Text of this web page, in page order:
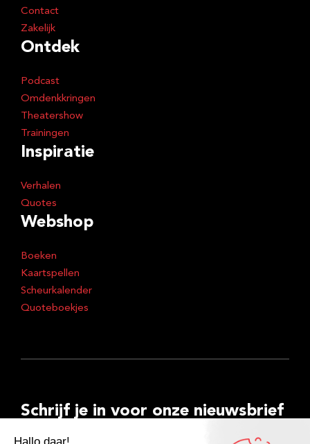
Contact
Zakelijk
Ontdek
Podcast
Omdenkkringen
Theatershow
Trainingen
Inspiratie
Verhalen
Quotes
Webshop
Boeken
Kaartspellen
Scheurkalender
Quoteboekjes
Schrijf je in voor onze nieuwsbrief